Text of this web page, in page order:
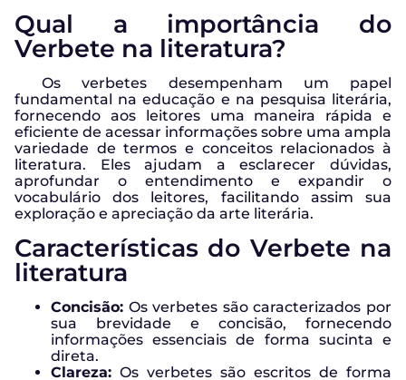
Qual a importância do
Verbete na literatura?
Os verbetes desempenham um papel
fundamental na educação e na pesquisa literária,
fornecendo aos leitores uma maneira rápida e
eficiente de acessar informações sobre uma ampla
variedade de termos e conceitos relacionados à
literatura. Eles ajudam a esclarecer dúvidas,
aprofundar o entendimento e expandir o
vocabulário dos leitores, facilitando assim sua
exploração e apreciação da arte literária.
Características do Verbete na
literatura
Concisão: Os verbetes são caracterizados por
sua brevidade e concisão, fornecendo
informações essenciais de forma sucinta e
direta.
Clareza: Os verbetes são escritos de forma